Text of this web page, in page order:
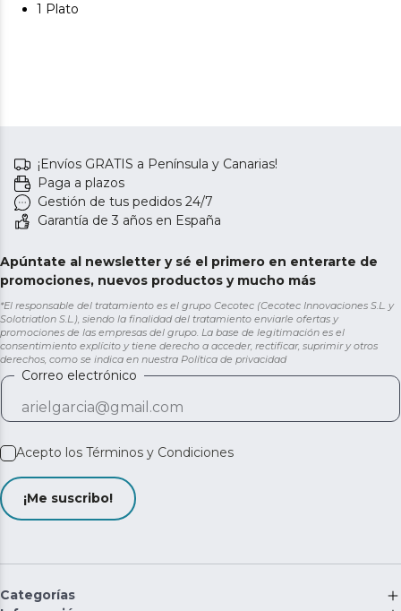
1 Plato
¡Envíos GRATIS a Península y Canarias!
Paga a plazos
Gestión de tus pedidos 24/7
Garantía de 3 años en España
Apúntate al newsletter y sé el primero en enterarte de
promociones, nuevos productos y mucho más
*El responsable del tratamiento es el grupo Cecotec (Cecotec Innovaciones S.L. y
Solotriatlon S.L.), siendo la finalidad del tratamiento enviarle ofertas y
promociones de las empresas del grupo. La base de legitimación es el
consentimiento explícito y tiene derecho a acceder, rectificar, suprimir y otros
derechos, como se indica en nuestra Política de privacidad
Correo electrónico
Acepto los Términos y Condiciones
¡Me suscribo!
Categorías